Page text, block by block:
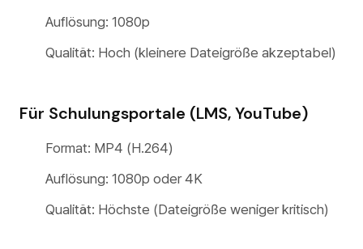
Auflösung: 1080p
Qualität: Hoch (kleinere Dateigröße akzeptabel)
Für Schulungsportale (LMS, YouTube)
Format: MP4 (H.264)
Auflösung: 1080p oder 4K
Qualität: Höchste (Dateigröße weniger kritisch)